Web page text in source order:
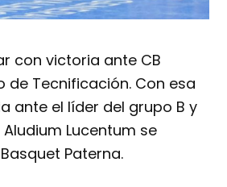
con victoria ante CB
Tecnificación. Con esa
ante el líder del grupo B y
Lucentum se
Paterna.